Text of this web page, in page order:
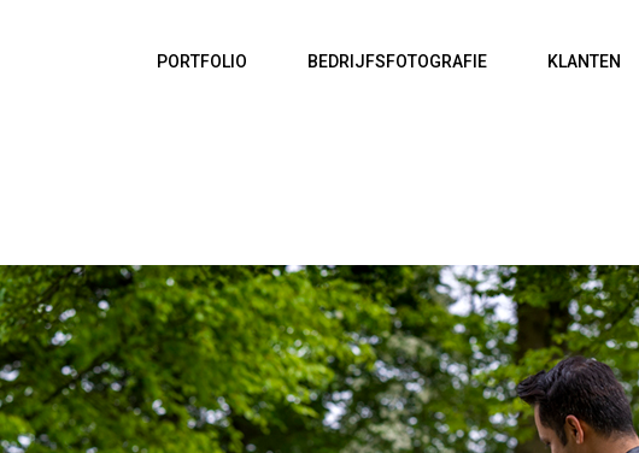
PORTFOLIO BEDRIJFSFOTOGRAFIE KLANTEN